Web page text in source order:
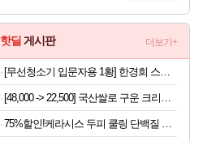
핫딜 게시판 더보기+